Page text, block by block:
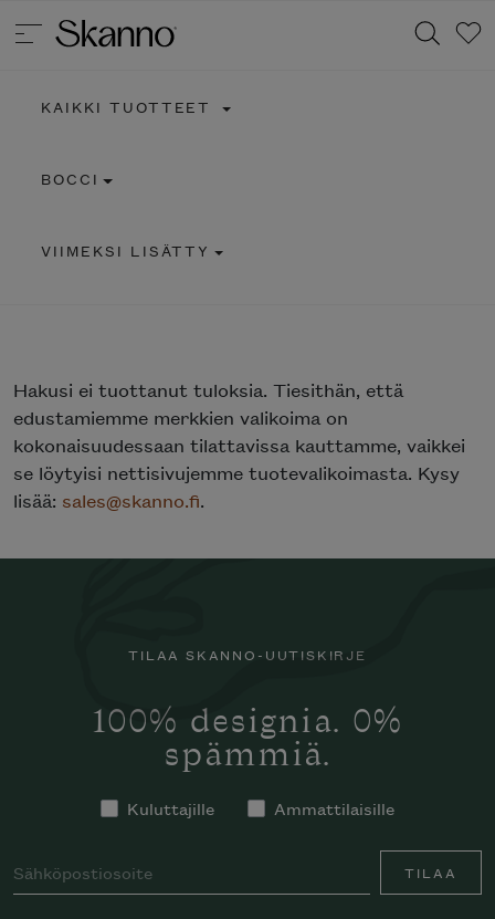
KAIKKI TUOTTEET
BOCCI
VIIMEKSI LISÄTTY
Hakusi ei tuottanut tuloksia. Tiesithän, että
edustamiemme merkkien valikoima on
kokonaisuudessaan tilattavissa kauttamme, vaikkei
se löytyisi nettisivujemme tuotevalikoimasta. Kysy
lisää: sales@skanno.fi.
TILAA SKANNO-UUTISKIRJE
100% designia. 0%
spämmiä.
Kuluttajille Ammattilaisille
TILAA